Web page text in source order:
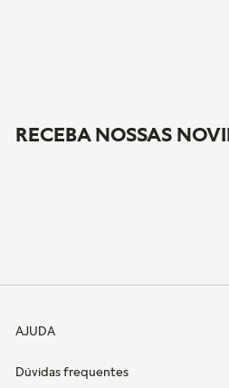
RECEBA NOSSAS
AJUDA
Dúvidas frequentes